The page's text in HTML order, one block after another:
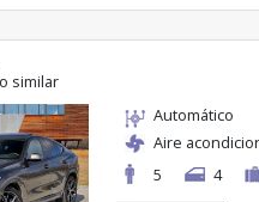
o similar
Automático
Aire
5
4